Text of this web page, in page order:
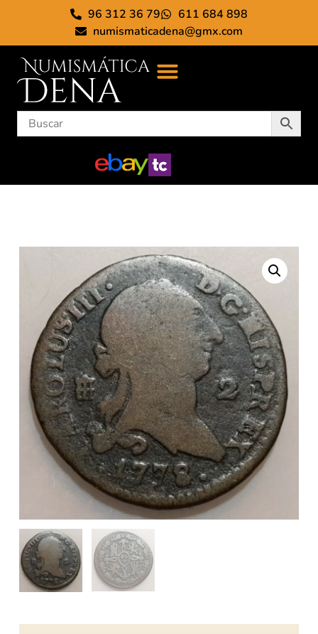
96 312 36 79
611 684 898
numismaticadena@gmx.com